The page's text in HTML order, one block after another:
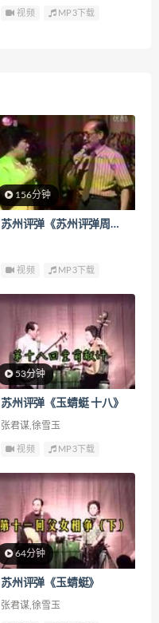
视频 MP3下载
156分钟
苏州评弹《苏州评弹周剑萍艺术生涯五十春专场演出》
视频 MP3下载
53分钟
苏州评弹《玉蜻蜓 十八》
张君谋,徐雪玉
视频 MP3下载
64分钟
苏州评弹《玉蜻蜓》
张君谋,徐雪玉